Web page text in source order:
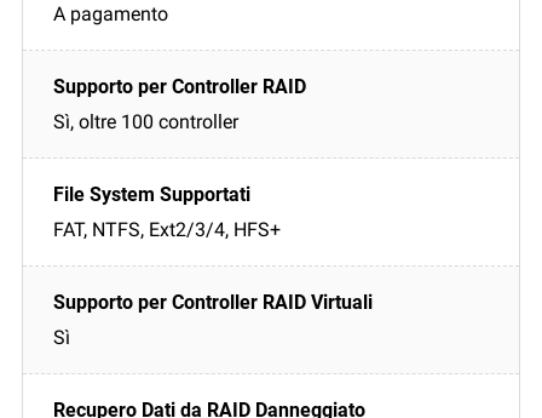
A pagamento
Sì, oltre 100 controller
FAT, NTFS, Ext2/3/4, HFS+
Sì